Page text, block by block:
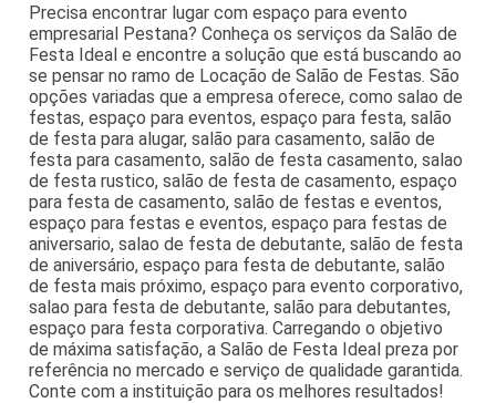
Precisa encontrar lugar com espaço para evento
empresarial Pestana? Conheça os serviços da Salão de
Festa Ideal e encontre a solução que está buscando ao
se pensar no ramo de Locação de Salão de Festas. São
opções variadas que a empresa oferece, como salao de
festas, espaço para eventos, espaço para festa, salão
de festa para alugar, salão para casamento, salão de
festa para casamento, salão de festa casamento, salao
de festa rustico, salão de festa de casamento, espaço
para festa de casamento, salão de festas e eventos,
espaço para festas e eventos, espaço para festas de
aniversario, salao de festa de debutante, salão de festa
de aniversário, espaço para festa de debutante, salão
de festa mais próximo, espaço para evento corporativo,
salao para festa de debutante, salão para debutantes,
espaço para festa corporativa. Carregando o objetivo
de máxima satisfação, a Salão de Festa Ideal preza por
referência no mercado e serviço de qualidade garantida.
Conte com a instituição para os melhores resultados!